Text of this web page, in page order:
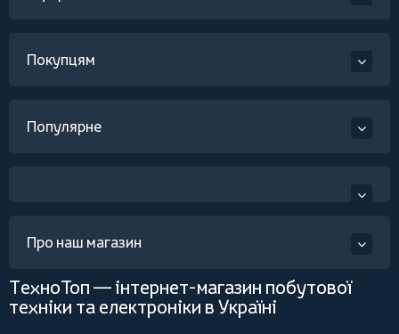
Покупцям
Популярне
Про наш магазин
ТехноТоп — інтернет-магазин побутової
техніки та електроніки в Україні